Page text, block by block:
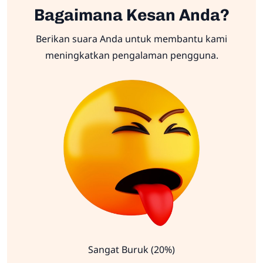
Bagaimana Kesan Anda?
Berikan suara Anda untuk membantu kami
meningkatkan pengalaman pengguna.
Sangat Buruk (20%)